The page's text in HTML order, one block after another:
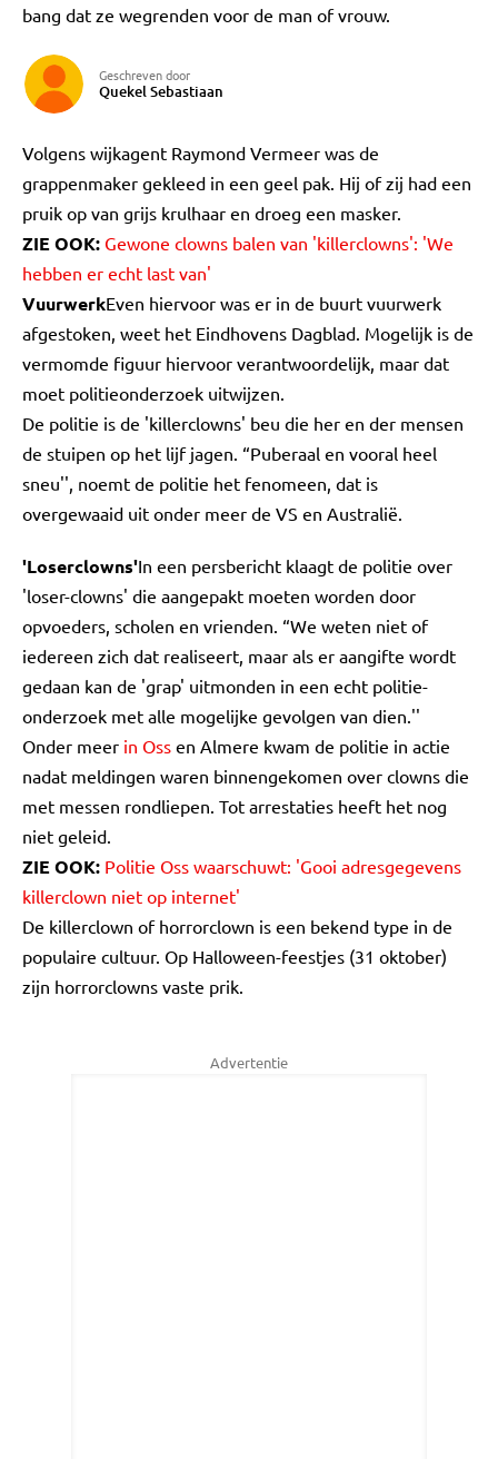
bang dat ze wegrenden voor de man of vrouw.
Geschreven door
Quekel Sebastiaan
Volgens wijkagent Raymond Vermeer was de
grappenmaker gekleed in een geel pak. Hij of zij had een
pruik op van grijs krulhaar en droeg een masker.
ZIE OOK: Gewone clowns balen van 'killerclowns': 'We
hebben er echt last van'
VuurwerkEven hiervoor was er in de buurt vuurwerk
afgestoken, weet het Eindhovens Dagblad. Mogelijk is de
vermomde figuur hiervoor verantwoordelijk, maar dat
moet politieonderzoek uitwijzen.
De politie is de 'killerclowns' beu die her en der mensen
de stuipen op het lijf jagen. “Puberaal en vooral heel
sneu'', noemt de politie het fenomeen, dat is
overgewaaid uit onder meer de VS en Australië.
'Loserclowns'In een persbericht klaagt de politie over
'loser-clowns' die aangepakt moeten worden door
opvoeders, scholen en vrienden. “We weten niet of
iedereen zich dat realiseert, maar als er aangifte wordt
gedaan kan de 'grap' uitmonden in een echt politie-
onderzoek met alle mogelijke gevolgen van dien.''
Onder meer in Oss en Almere kwam de politie in actie
nadat meldingen waren binnengekomen over clowns die
met messen rondliepen. Tot arrestaties heeft het nog
niet geleid.
ZIE OOK: Politie Oss waarschuwt: 'Gooi adresgegevens
killerclown niet op internet'
De killerclown of horrorclown is een bekend type in de
populaire cultuur. Op Halloween-feestjes (31 oktober)
zijn horrorclowns vaste prik.
Advertentie